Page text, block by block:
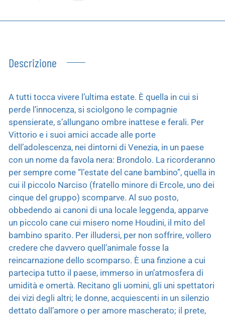
Descrizione
A tutti tocca vivere l’ultima estate. È quella in cui si
perde l’innocenza, si sciolgono le compagnie
spensierate, s’allungano ombre inattese e ferali. Per
Vittorio e i suoi amici accade alle porte
dell’adolescenza, nei dintorni di Venezia, in un paese
con un nome da favola nera: Brondolo. La ricorderanno
per sempre come “l’estate del cane bambino”, quella in
cui il piccolo Narciso (fratello minore di Ercole, uno dei
cinque del gruppo) scomparve. Al suo posto,
obbedendo ai canoni di una locale leggenda, apparve
un piccolo cane cui misero nome Houdini, il mito del
bambino sparito. Per illudersi, per non soffrire, vollero
credere che davvero quell’animale fosse la
reincarnazione dello scomparso. È una finzione a cui
partecipa tutto il paese, immerso in un’atmosfera di
umidità e omertà. Recitano gli uomini, gli uni spettatori
dei vizi degli altri; le donne, acquiescenti in un silenzio
dettato dall’amore o per amore mascherato; il prete,